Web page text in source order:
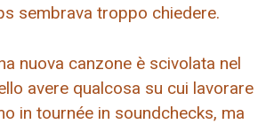
sembrava troppo chiedere.
nuova canzone è scivolata nel
avere qualcosa su cui lavorare
in tournée in soundchecks, ma